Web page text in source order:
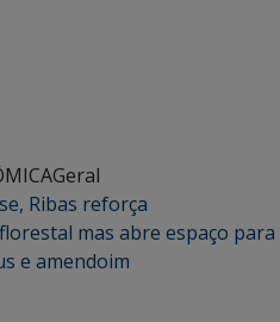
Geral
Ribas reforça
mas abre espaço para
e amendoim